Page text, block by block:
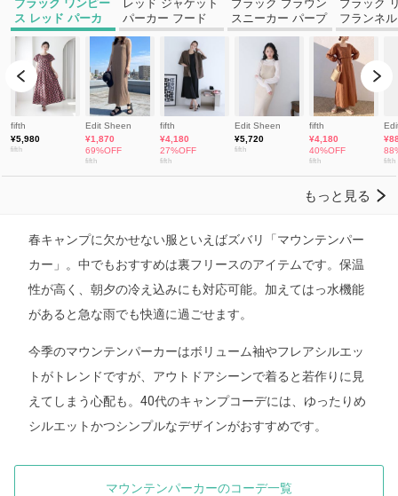
春キャンプに欠かせない服といえばズバリ「マウンテンパー
カー」。中でもおすすめは裏フリースのアイテムです。保温
性が高く、朝夕の冷え込みにも対応可能。加えてはっ水機能
があると急な雨でも快適に過ごせます。
今季のマウンテンパーカーはボリューム袖やフレアシルエッ
トがトレンドですが、アウトドアシーンで着ると若作りに見
えてしまう心配も。40代のキャンプコーデには、ゆったりめ
シルエットかつシンプルなデザインがおすすめです。
マウンテンパーカーのコーデ一覧